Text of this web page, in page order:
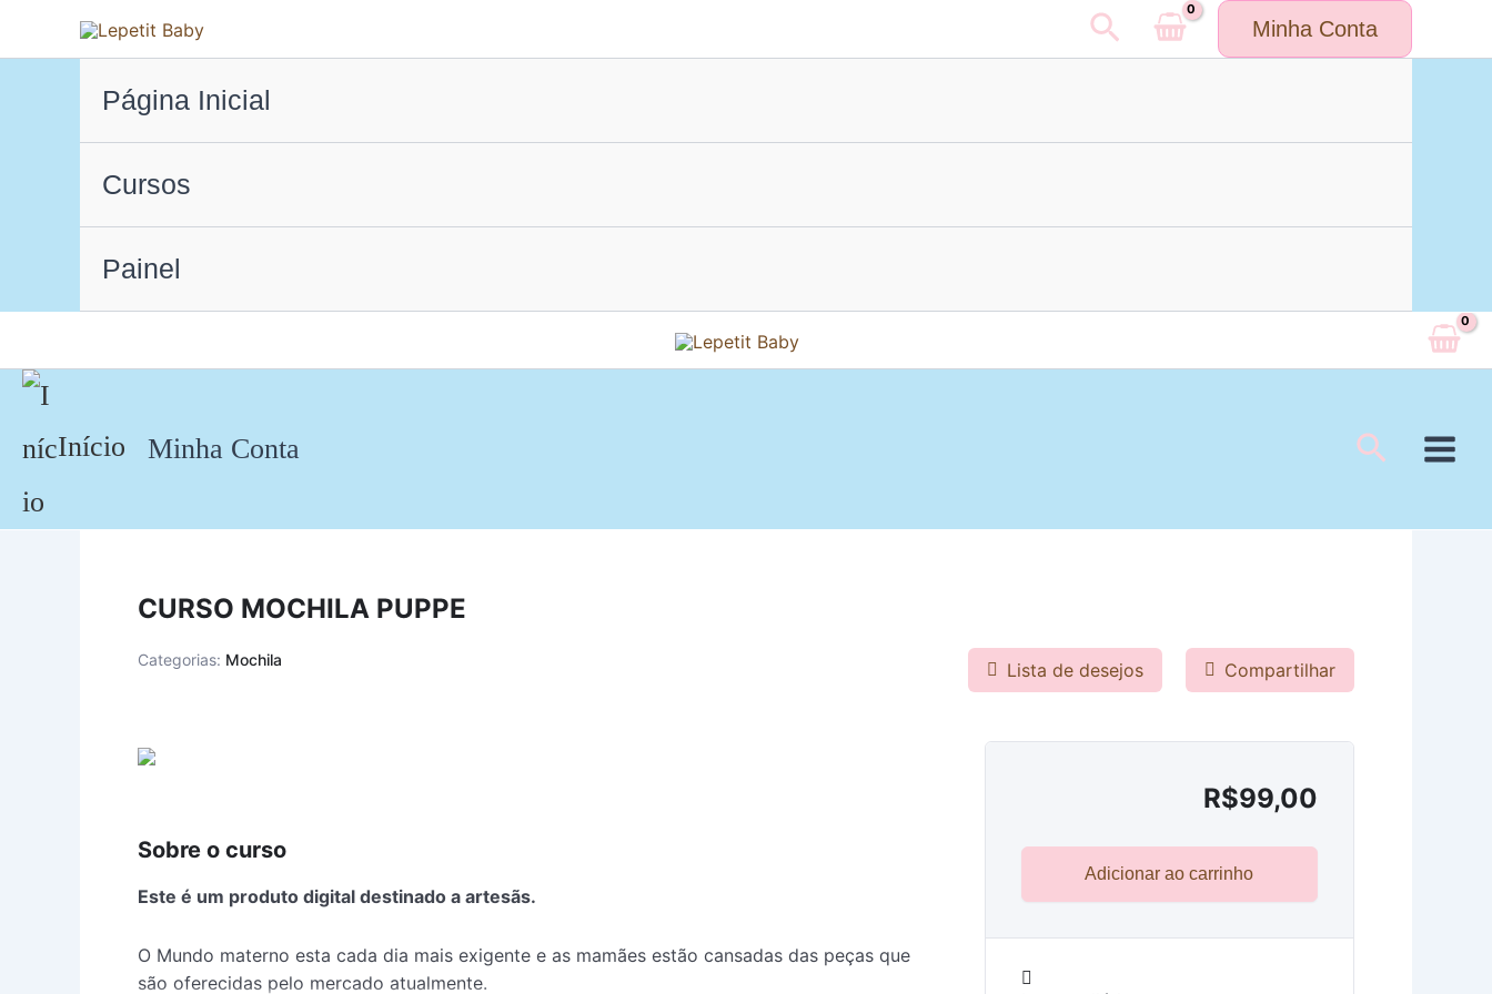
Pesquisar Minha Conta
Página Inicial
Cursos
Painel
Início Minha Conta
CURSO MOCHILA PUPPE
Categorias: Mochila Lista de desejos Compartilhar
Sobre o curso
Este é um produto digital destinado a artesãs.
O Mundo materno esta cada dia mais exigente e as mamães estão cansadas das peças que
são oferecidas pelo mercado atualmente.
R$99,00
Adicionar ao carrinho